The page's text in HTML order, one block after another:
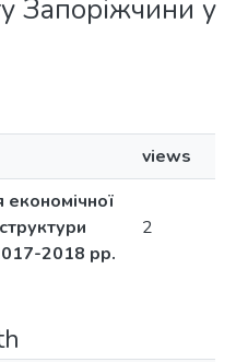
Запоріжчини у
views
2018 рр.
2